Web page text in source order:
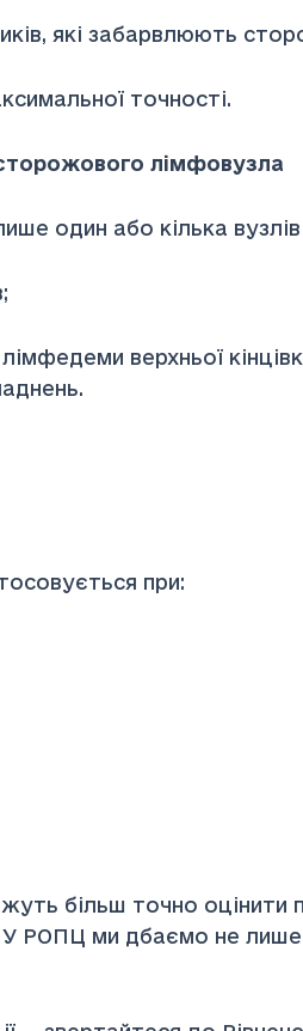
які забарвлюють
точності.
один або кілька
верхньої
при:
більш точно оцінити
РОПЦ ми дбаємо не